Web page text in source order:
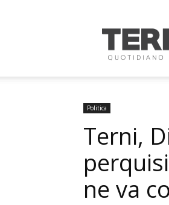
Oggi
Politica
Terni,
ne va